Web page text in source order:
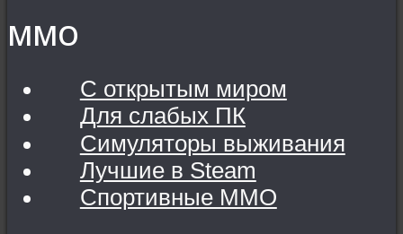
MMO
С открытым миром
Для слабых ПК
Симуляторы выживания
Лучшие в Steam
Спортивные MMO